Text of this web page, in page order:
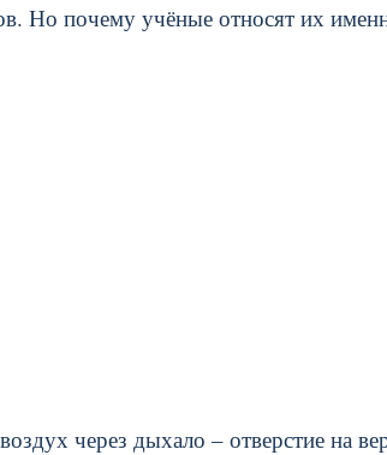
Но почему учёные относят их
через дыхало – отверстие на